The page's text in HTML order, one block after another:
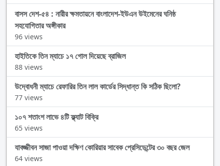
বাসস দেশ-৫৪ : নারীর ক্ষমতায়নে বাংলাদেশ-ইউএন উইমেনের ঘনিষ্ঠ
সহযোগিতার অঙ্গীকার
96 views
হাইতিকে তিন ম্যাচে ১৭ গোল দিয়েছে ব্রাজিল
88 views
উদ্বোধনী ম্যাচে রেফারির তিন লাল কার্ডের সিদ্ধান্ত কি সঠিক ছিলো?
77 views
১০৭ শতাংশ লাভে ৪টি ফ্ল্যাট বিক্রি
65 views
যাবজ্জীবন সাজা পাওয়া দক্ষিণ কোরিয়ার সাবেক প্রেসিডেন্টের ৩০ বছর জেল
64 views